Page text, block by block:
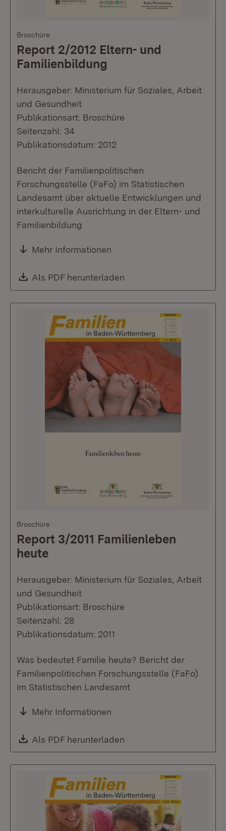
Broschüre
Report 2/2012 Eltern- und
Familienbildung
Herausgeber: Ministerium für Soziales, Arbeit
und Gesundheit
Publikationsart: Broschüre
Seitenzahl: 34
Publikationsdatum: 2012
Bericht der Familienpolitischen
Forschungsstelle (FaFo) im Statistischen
Landesamt über aktuelle Entwicklungen und
interkulturelle Ausrichtung in der Eltern- und
Familienbildung
Mehr Informationen
Download:
Als PDF herunterladen
Broschüre
Report 3/2011 Familienleben
heute
Herausgeber: Ministerium für Soziales, Arbeit
und Gesundheit
Publikationsart: Broschüre
Seitenzahl: 28
Publikationsdatum: 2011
Was bedeutet Familie heute? Bericht der
Familienpolitischen Forschungsstelle (FaFo)
im Statistischen Landesamt
Mehr Informationen
Download:
Als PDF herunterladen